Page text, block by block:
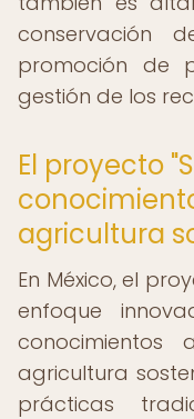
conservación
promoción de
gestión de los
El proyecto
agricultura
En México, el
enfoque
conocimientos
agricultura
prácticas